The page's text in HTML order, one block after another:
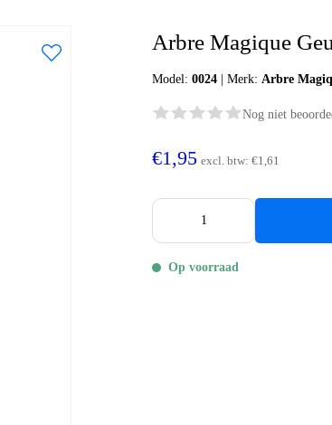
Arbre Magique
Model:0024 |Merk:Arbre
Nog niet
€1,95 excl. btw:€1,61
Op voorraad